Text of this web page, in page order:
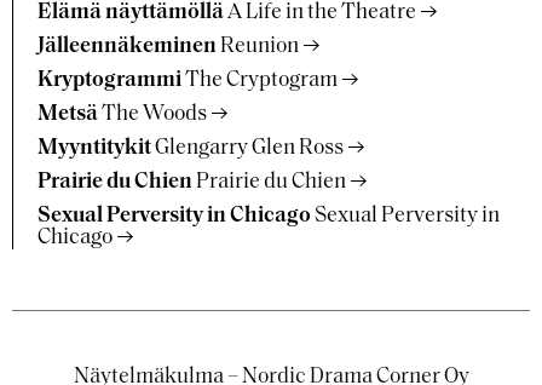
Elämä näyttämölläA Life in the Theatre
Jälleennäkeminen Reunion
KryptogrammiThe Cryptogram
MetsäThe Woods
MyyntitykitGlengarry Glen Ross
Prairie du Chien Prairie du Chien
Sexual Perversity in ChicagoSexual Perversity in
Chicago
Näytelmäkulma – Nordic Drama Corner Oy